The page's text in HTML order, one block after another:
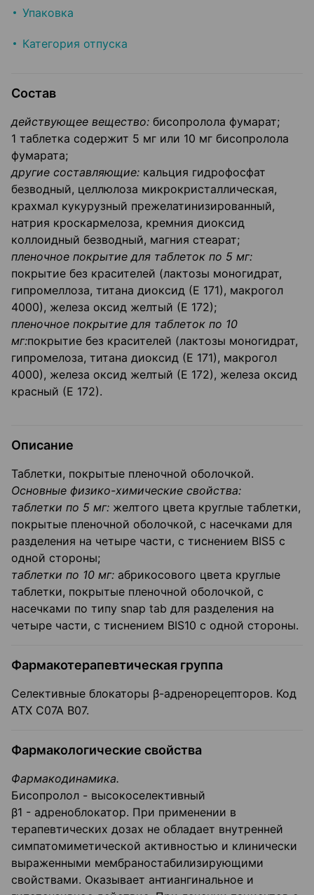
Упаковка
Категория отпуска
Состав
действующее вещество: бисопролола фумарат;
1 таблетка содержит 5 мг или 10 мг бисопролола
фумарата;
другие составляющие: кальция гидрофосфат
безводный, целлюлоза микрокристаллическая,
крахмал кукурузный прежелатинизированный,
натрия кроскармелоза, кремния диоксид
коллоидный безводный, магния стеарат;
пленочное покрытие для таблеток по 5 мг:
покрытие без красителей (лактозы моногидрат,
гипромеллоза, титана диоксид (Е 171), макрогол
4000), железа оксид желтый (Е 172);
пленочное покрытие для таблеток по 10
мг:покрытие без красителей (лактозы моногидрат,
гипромелоза, титана диоксид (Е 171), макрогол
4000), железа оксид желтый (Е 172), железа оксид
красный (Е 172).
Описание
Таблетки, покрытые пленочной оболочкой.
Основные физико-химические свойства:
таблетки по 5 мг: желтого цвета круглые таблетки,
покрытые пленочной оболочкой, с насечками для
разделения на четыре части, с тиснением BIS5 с
одной стороны;
таблетки по 10 мг: абрикосового цвета круглые
таблетки, покрытые пленочной оболочкой, с
насечками по типу snap tab для разделения на
четыре части, с тиснением BIS10 с одной стороны.
Фармакотерапевтическая группа
Селективные блокаторы β-адренорецепторов. Код
АТХ С07А В07.
Фармакологические свойства
Фармакодинамика.
Бисопролол - высокоселективный
β1 - адреноблокатор. При применении в
терапевтических дозах не обладает внутренней
симпатомиметической активностью и клинически
выраженными мембраностабилизирующими
свойствами. Оказывает антиангинальное и